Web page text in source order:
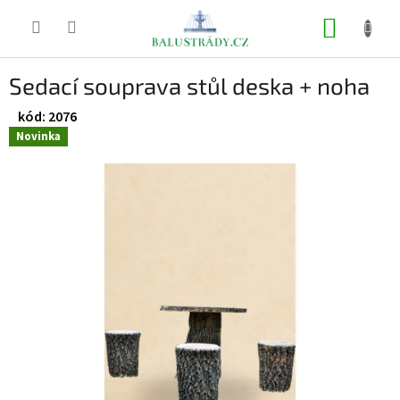
Sedací souprava stůl deska + noha
2076
Novinka